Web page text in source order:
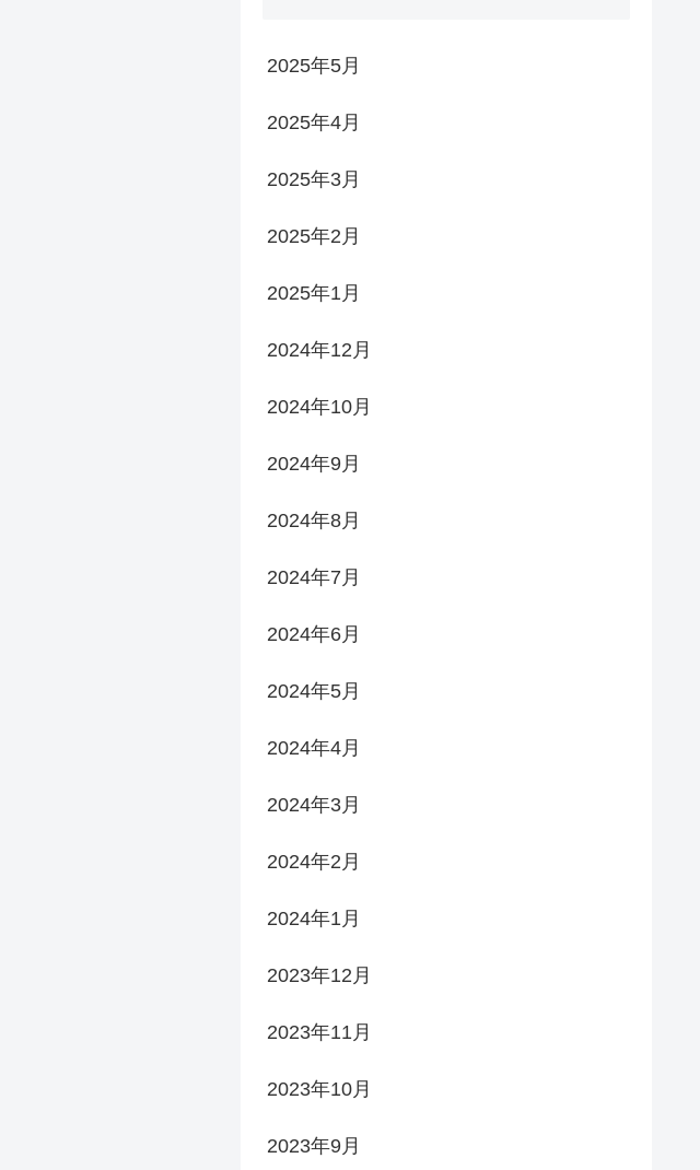
2025年5月
2025年4月
2025年3月
2025年2月
2025年1月
2024年12月
2024年10月
2024年9月
2024年8月
2024年7月
2024年6月
2024年5月
2024年4月
2024年3月
2024年2月
2024年1月
2023年12月
2023年11月
2023年10月
2023年9月